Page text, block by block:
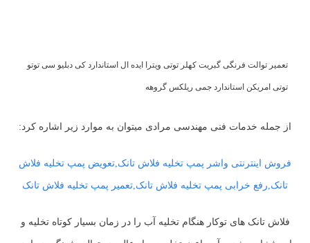
تعمیر توالت فرنگی گبریت کهلر توتی ویترا ایده ال استاندارد کی دبلیو سی توتو
توتی امریکن استاندارد جمی ریلکس گروهه
از جمله خدمات فنی مهندسی مرادی میتوان به موارد زیر اشاره کرد:
فروش اینترنتی واشر پمپ تخلیه فلاش تانک,تعویض پمپ تخلیه فلاش
تانک,رفع خرابی پمپ تخلیه فلاش تانک,تعمیر پمپ تخلیه فلاش تانک
فلاش تانک های توکار هنگام تخلیه آب را در زمان بسیار کوتاه تخلیه و